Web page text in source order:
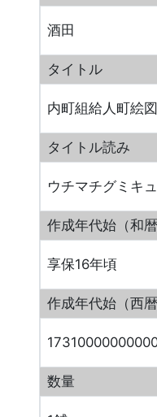
酒田
タイトル
内町組給人町絵図
タイトル読み
ウチマチグミキ
作成年代始（和
享保16年頃
作成年代始（西
数量